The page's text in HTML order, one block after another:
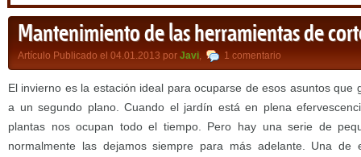
Mantenimiento de las herramientas de
Artículo Publicado el 04.01.2013 por Javi, 1 comentario
El invierno es la estación ideal para ocuparse de esos asuntos que
a un segundo plano. Cuando el jardín está en plena
plantas nos ocupan todo el tiempo. Pero hay una serie de
normalmente las dejamos siempre para más adelante. Una de